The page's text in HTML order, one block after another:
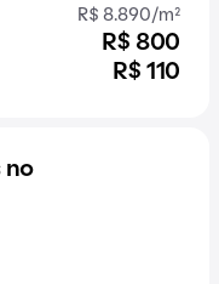
R$ 8.890/m²
R$ 800
R$ 110
no